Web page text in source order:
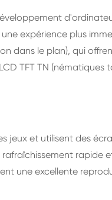
expérience plus
dans le plan), qui
TFT TN (nématiques
et utilisent des
rapide
une excellente